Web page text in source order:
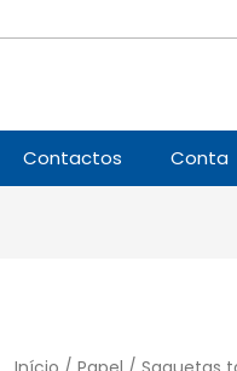
Contactos Conta